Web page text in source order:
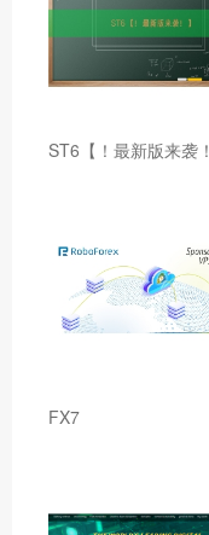
ST6【！最新版来袭
FX7